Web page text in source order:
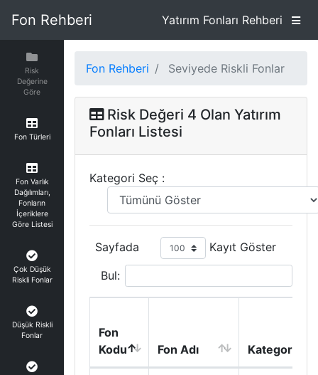
Fon Rehberi Yatırım Fonları Rehberi
Risk
Değerine
Göre
Fon Türleri
Fon Varlık
Dağılımları,
Fonların
İçeriklere
Göre Listesi
Çok Düşük
Riskli Fonlar
Düşük Riskli
Fonlar
Fon Rehberi Seviyede Riskli Fonlar
Risk Değeri 4 Olan Yatırım
Fonları Listesi
Kategori Seç :
Sayfada Kayıt Göster
Bul:
Fon
Kodu
Fon Adı Kategori